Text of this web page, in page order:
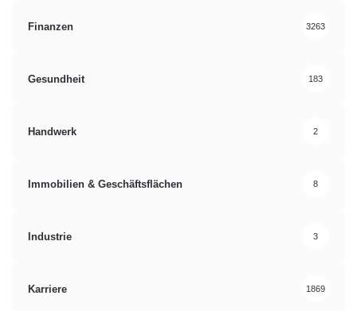
Finanzen 3263
Gesundheit 183
Handwerk 2
Immobilien & Geschäftsflächen 8
Industrie 3
Karriere 1869